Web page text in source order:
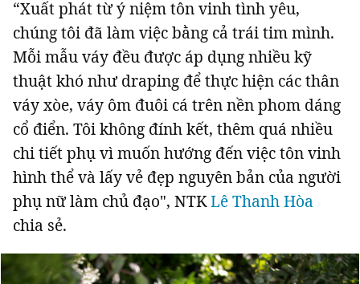
“Xuất phát từ ý niệm tôn vinh tình yêu,
chúng tôi đã làm việc bằng cả trái tim mình.
Mỗi mẫu váy đều được áp dụng nhiều kỹ
thuật khó như draping để thực hiện các thân
váy xòe, váy ôm đuôi cá trên nền phom dáng
cổ điển. Tôi không đính kết, thêm quá nhiều
chi tiết phụ vì muốn hướng đến việc tôn vinh
hình thể và lấy vẻ đẹp nguyên bản của người
phụ nữ làm chủ đạo", NTKLê Thanh Hòa
chia sẻ.